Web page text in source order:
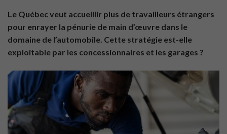
Le Québec veut accueillir plus de travailleurs étrangers
pour enrayer la pénurie de main d’œuvre dans le
domaine de l’automobile. Cette stratégie est-elle
exploitable par les concessionnaires et les garages ?